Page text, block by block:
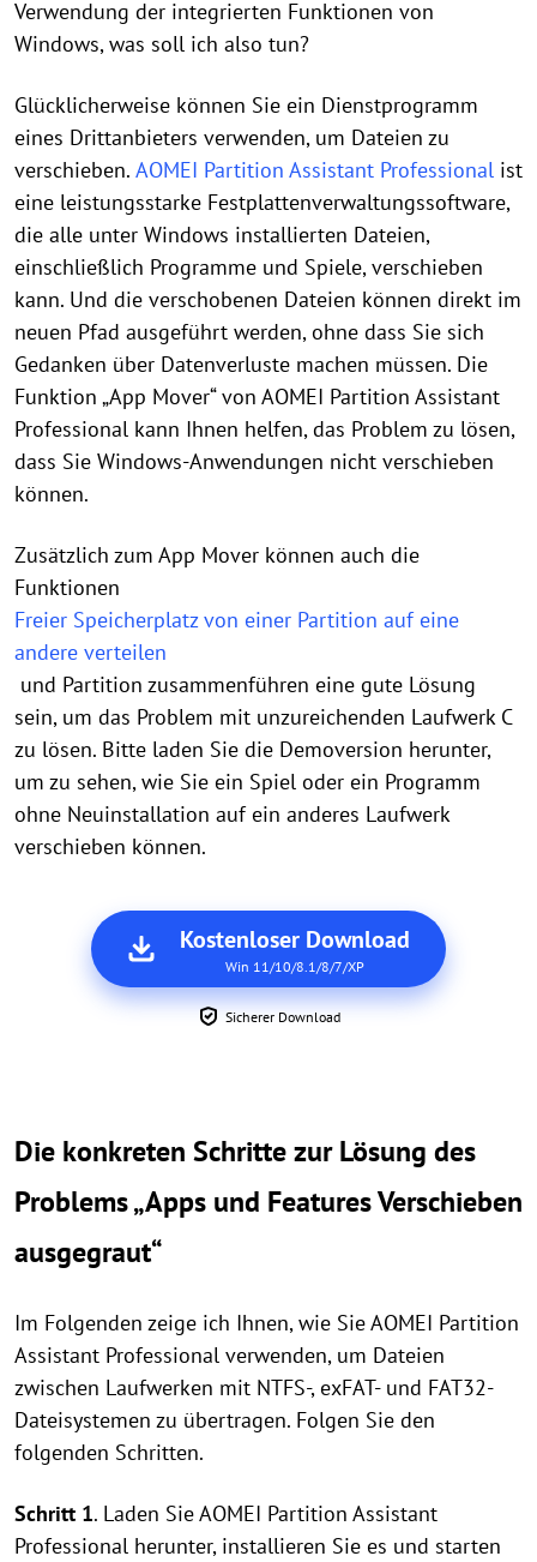
Verwendung der integrierten Funktionen von
Windows, was soll ich also tun?
Glücklicherweise können Sie ein Dienstprogramm
eines Drittanbieters verwenden, um Dateien zu
verschieben. AOMEI Partition Assistant Professional ist
eine leistungsstarke Festplattenverwaltungssoftware,
die alle unter Windows installierten Dateien,
einschließlich Programme und Spiele, verschieben
kann. Und die verschobenen Dateien können direkt im
neuen Pfad ausgeführt werden, ohne dass Sie sich
Gedanken über Datenverluste machen müssen. Die
Funktion „App Mover“ von AOMEI Partition Assistant
Professional kann Ihnen helfen, das Problem zu lösen,
dass Sie Windows-Anwendungen nicht verschieben
können.
Zusätzlich zum App Mover können auch die
Funktionen
Freier Speicherplatz von einer Partition auf eine
andere verteilen
und Partition zusammenführen eine gute Lösung
sein, um das Problem mit unzureichenden Laufwerk C
zu lösen. Bitte laden Sie die Demoversion herunter,
um zu sehen, wie Sie ein Spiel oder ein Programm
ohne Neuinstallation auf ein anderes Laufwerk
verschieben können.
Kostenloser Download
Win 11/10/8.1/8/7/XP
Sicherer Download
Die konkreten Schritte zur Lösung des
Problems „Apps und Features Verschieben
ausgegraut“
Im Folgenden zeige ich Ihnen, wie Sie AOMEI Partition
Assistant Professional verwenden, um Dateien
zwischen Laufwerken mit NTFS-, exFAT- und FAT32-
Dateisystemen zu übertragen. Folgen Sie den
folgenden Schritten.
Schritt 1. Laden Sie AOMEI Partition Assistant
Professional herunter, installieren Sie es und starten